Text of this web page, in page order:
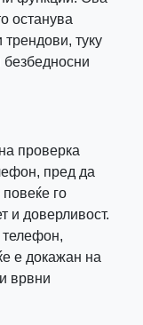
останува
трендови, туку
безбедносни
проверка
пред да
го
и доверливост.
телефон,
е докажан на
врвни